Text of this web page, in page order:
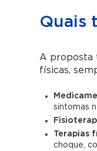
Quais
A proposta
físicas,
sintomas
Terapias
choque,